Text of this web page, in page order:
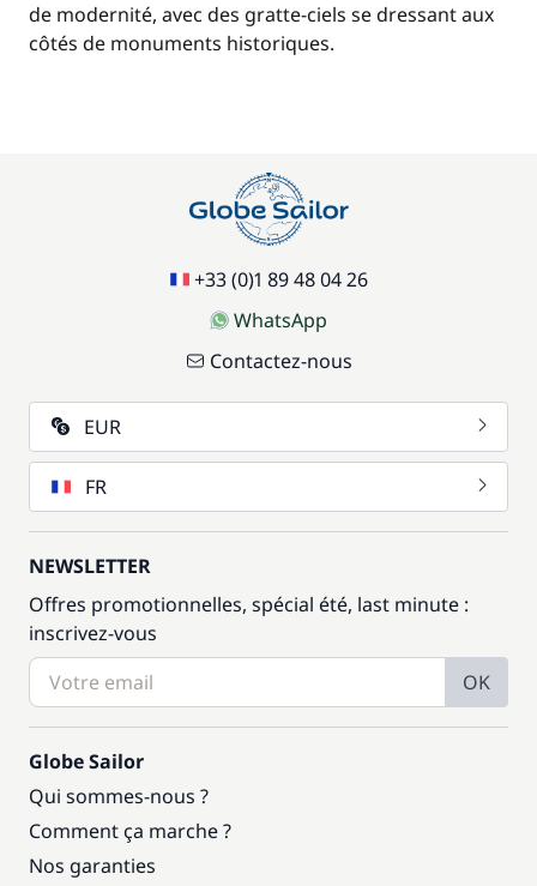
de modernité, avec des gratte-ciels se dressant aux
côtés de monuments historiques.
+33 (0)1 89 48 04 26
WhatsApp
Contactez-nous
EUR
FR
NEWSLETTER
Offres promotionnelles, spécial été, last minute :
inscrivez-vous
OK
Globe Sailor
Qui sommes-nous ?
Comment ça marche ?
Nos garanties